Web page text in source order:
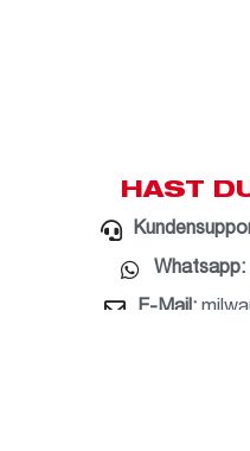
HAST
Whatsapp:
E-Mail: